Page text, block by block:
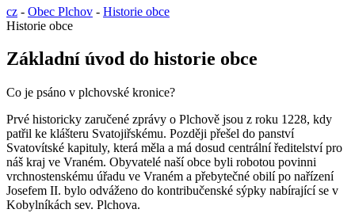
cz - Obec Plchov - Historie obce
Historie obce
Základní úvod do historie obce
Co je psáno v plchovské kronice?
Prvé historicky zaručené zprávy o Plchově jsou z roku 1228, kdy
patřil ke klášteru Svatojiřskému. Později přešel do panství
Svatovítské kapituly, která měla a má dosud centrální ředitelství pro
náš kraj ve Vraném. Obyvatelé naší obce byli robotou povinni
vrchnostenskému úřadu ve Vraném a přebytečné obilí po nařízení
Josefem II. bylo odváženo do kontribučenské sýpky nabírající se v
Kobylníkách sev. Plchova.